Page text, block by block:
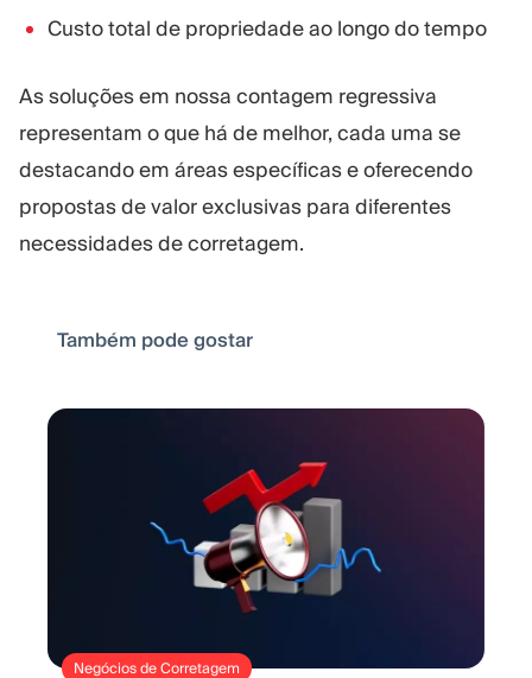
Custo total de propriedade ao longo do tempo
As soluções em nossa contagem regressiva
representam o que há de melhor, cada uma se
destacando em áreas específicas e oferecendo
propostas de valor exclusivas para diferentes
necessidades de corretagem.
Também pode gostar
Negócios de Corretagem